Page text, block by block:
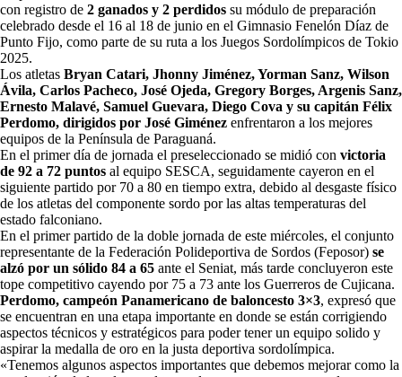
con registro de 2 ganados y 2 perdidos su módulo de preparación
celebrado desde el 16 al 18 de junio en el Gimnasio Fenelón Díaz de
Punto Fijo, como parte de su ruta a los Juegos Sordolímpicos de Tokio
2025.
Los atletas Bryan Catari, Jhonny Jiménez, Yorman Sanz, Wilson
Ávila, Carlos Pacheco, José Ojeda, Gregory Borges, Argenis Sanz,
Ernesto Malavé, Samuel Guevara, Diego Cova y su capitán Félix
Perdomo, dirigidos por José Giménez enfrentaron a los mejores
equipos de la Península de Paraguaná.
En el primer día de jornada el preseleccionado se midió con victoria
de 92 a 72 puntos al equipo SESCA, seguidamente cayeron en el
siguiente partido por 70 a 80 en tiempo extra, debido al desgaste físico
de los atletas del componente sordo por las altas temperaturas del
estado falconiano.
En el primer partido de la doble jornada de este miércoles, el conjunto
representante de la Federación Polideportiva de Sordos (Feposor) se
alzó por un sólido 84 a 65 ante el Seniat, más tarde concluyeron este
tope competitivo cayendo por 75 a 73 ante los Guerreros de Cujicana.
Perdomo, campeón Panamericano de baloncesto 3×3, expresó que
se encuentran en una etapa importante en donde se están corrigiendo
aspectos técnicos y estratégicos para poder tener un equipo solido y
aspirar la medalla de oro en la justa deportiva sordolímpica.
«Tenemos algunos aspectos importantes que debemos mejorar como la